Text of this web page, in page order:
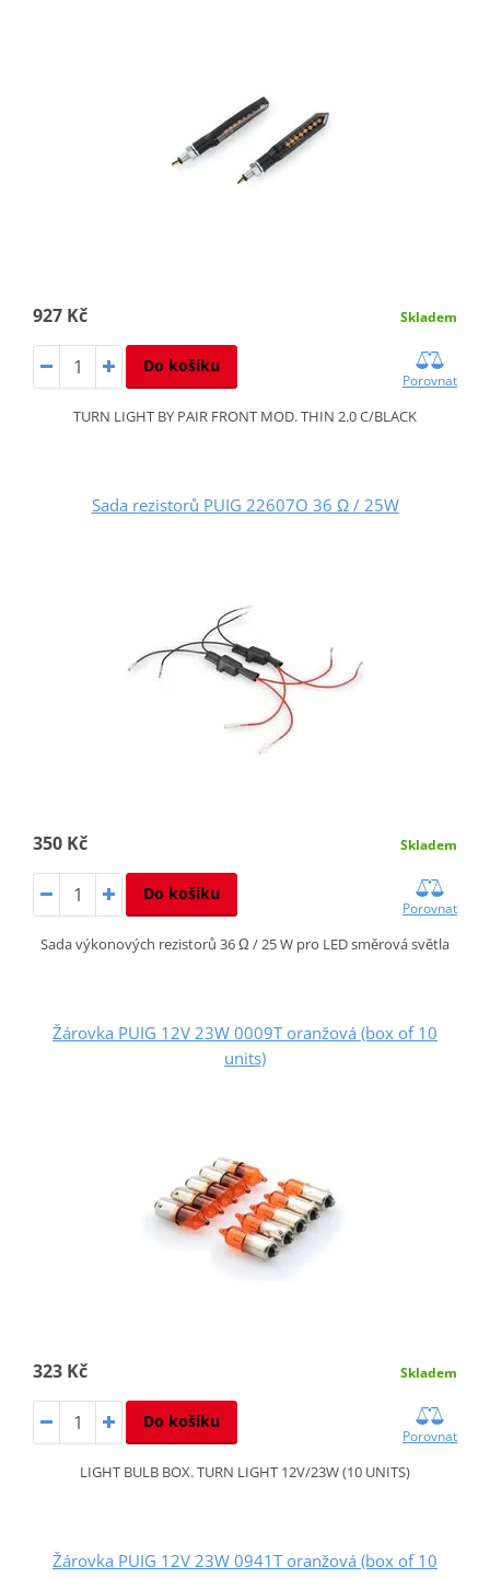
927 Kč Skladem
Do košíku
Porovnat
TURN LIGHT BY PAIR FRONT MOD. THIN 2.0 C/BLACK
Sada rezistorů PUIG 22607O 36 Ω / 25W
350 Kč Skladem
Do košíku
Porovnat
Sada výkonových rezistorů 36 Ω / 25 W pro LED směrová světla
Žárovka PUIG 12V 23W 0009T oranžová (box of 10
units)
323 Kč Skladem
Do košíku
Porovnat
LIGHT BULB BOX. TURN LIGHT 12V/23W (10 UNITS)
Žárovka PUIG 12V 23W 0941T oranžová (box of 10